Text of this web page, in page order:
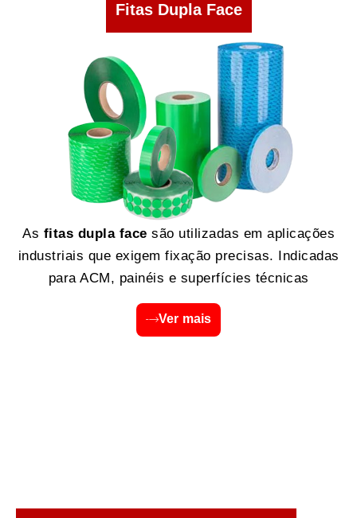
Fitas Dupla Face
As fitas dupla face são utilizadas em aplicações
industriais que exigem fixação precisas. Indicadas
para ACM, painéis e superfícies técnicas
Ver mais